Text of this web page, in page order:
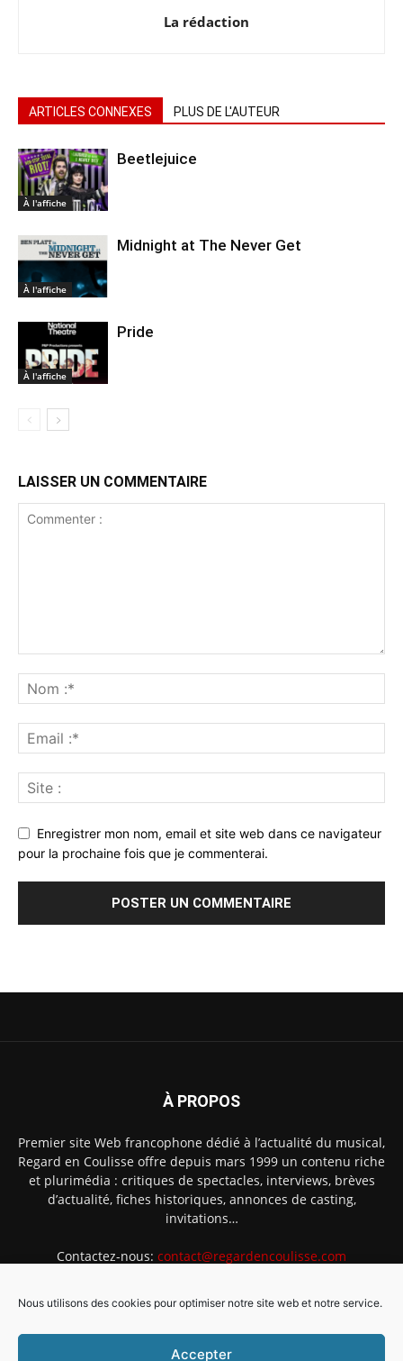
Nous utilisons des cookies pour optimiser notre site web et notre service.
Accepter
La rédaction
ARTICLES CONNEXES PLUS DE L'AUTEUR
À l'affiche
Beetlejuice
À l'affiche
Midnight at The Never Get
À l'affiche
Pride
LAISSER UN COMMENTAIRE
Enregistrer mon nom, email et site web dans ce navigateur
pour la prochaine fois que je commenterai.
À PROPOS
Premier site Web francophone dédié à l’actualité du musical,
Regard en Coulisse offre depuis mars 1999 un contenu riche
et plurimédia : critiques de spectacles, interviews, brèves
d’actualité, fiches historiques, annonces de casting,
invitations…
Contactez-nous: contact@regardencoulisse.com